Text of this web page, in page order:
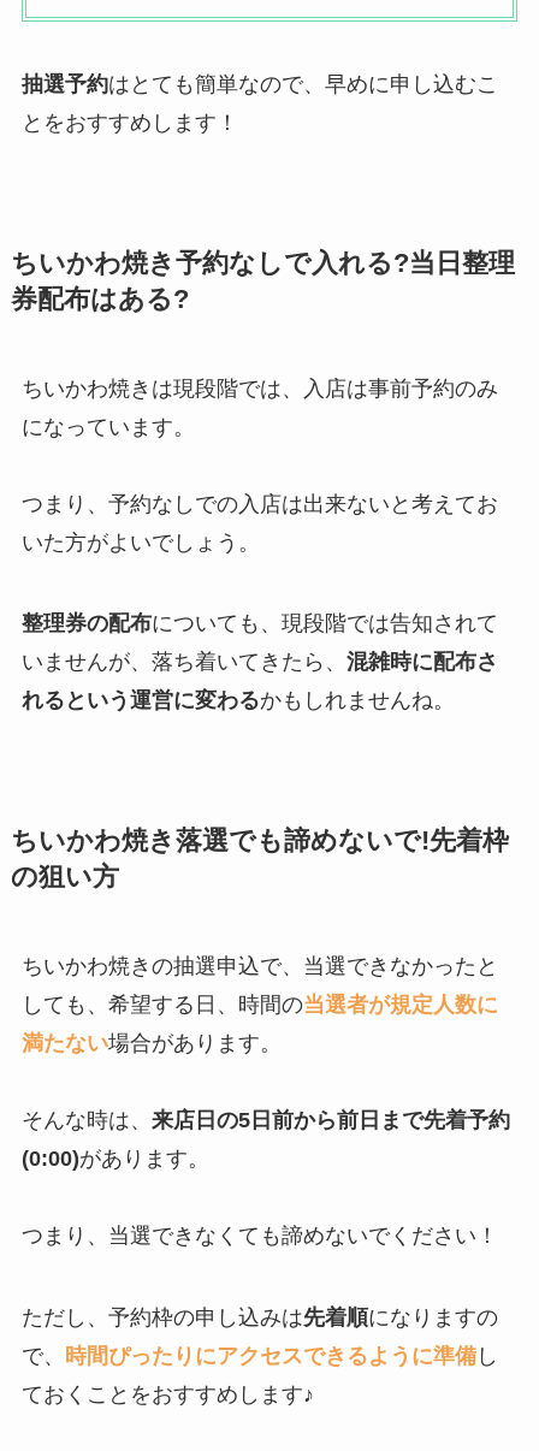
抽選予約はとても簡単なので、早めに申し込むこ
とをおすすめします！
ちいかわ焼き予約なしで入れる?当日整理
券配布はある?
ちいかわ焼きは現段階では、入店は事前予約のみ
になっています。
つまり、予約なしでの入店は出来ないと考えてお
いた方がよいでしょう。
整理券の配布についても、現段階では告知されて
いませんが、落ち着いてきたら、 混雑時に配布さ
れるという運営に変わるかもしれませんね。
ちいかわ焼き落選でも諦めないで!先着枠
の狙い方
ちいかわ焼きの抽選申込で、当選できなかったと
しても、希望する日、時間の当選者が規定人数に
満たない場合があります。
そんな時は、 来店日の5日前から前日まで先着予約
(0:00)があります。
つまり、当選できなくても諦めないでください！
ただし、予約枠の申し込みは先着順になりますの
で、 時間ぴったりにアクセスできるように準備し
ておくことをおすすめします♪